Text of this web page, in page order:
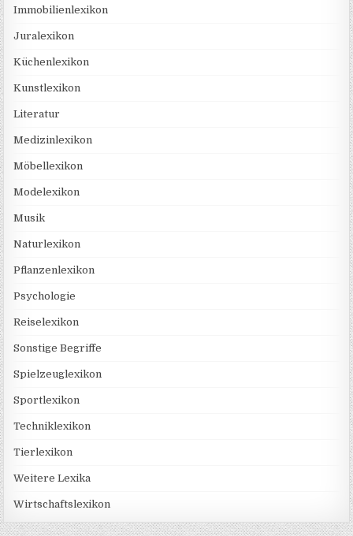
Immobilienlexikon
Juralexikon
Küchenlexikon
Kunstlexikon
Literatur
Medizinlexikon
Möbellexikon
Modelexikon
Musik
Naturlexikon
Pflanzenlexikon
Psychologie
Reiselexikon
Sonstige Begriffe
Spielzeuglexikon
Sportlexikon
Techniklexikon
Tierlexikon
Weitere Lexika
Wirtschaftslexikon